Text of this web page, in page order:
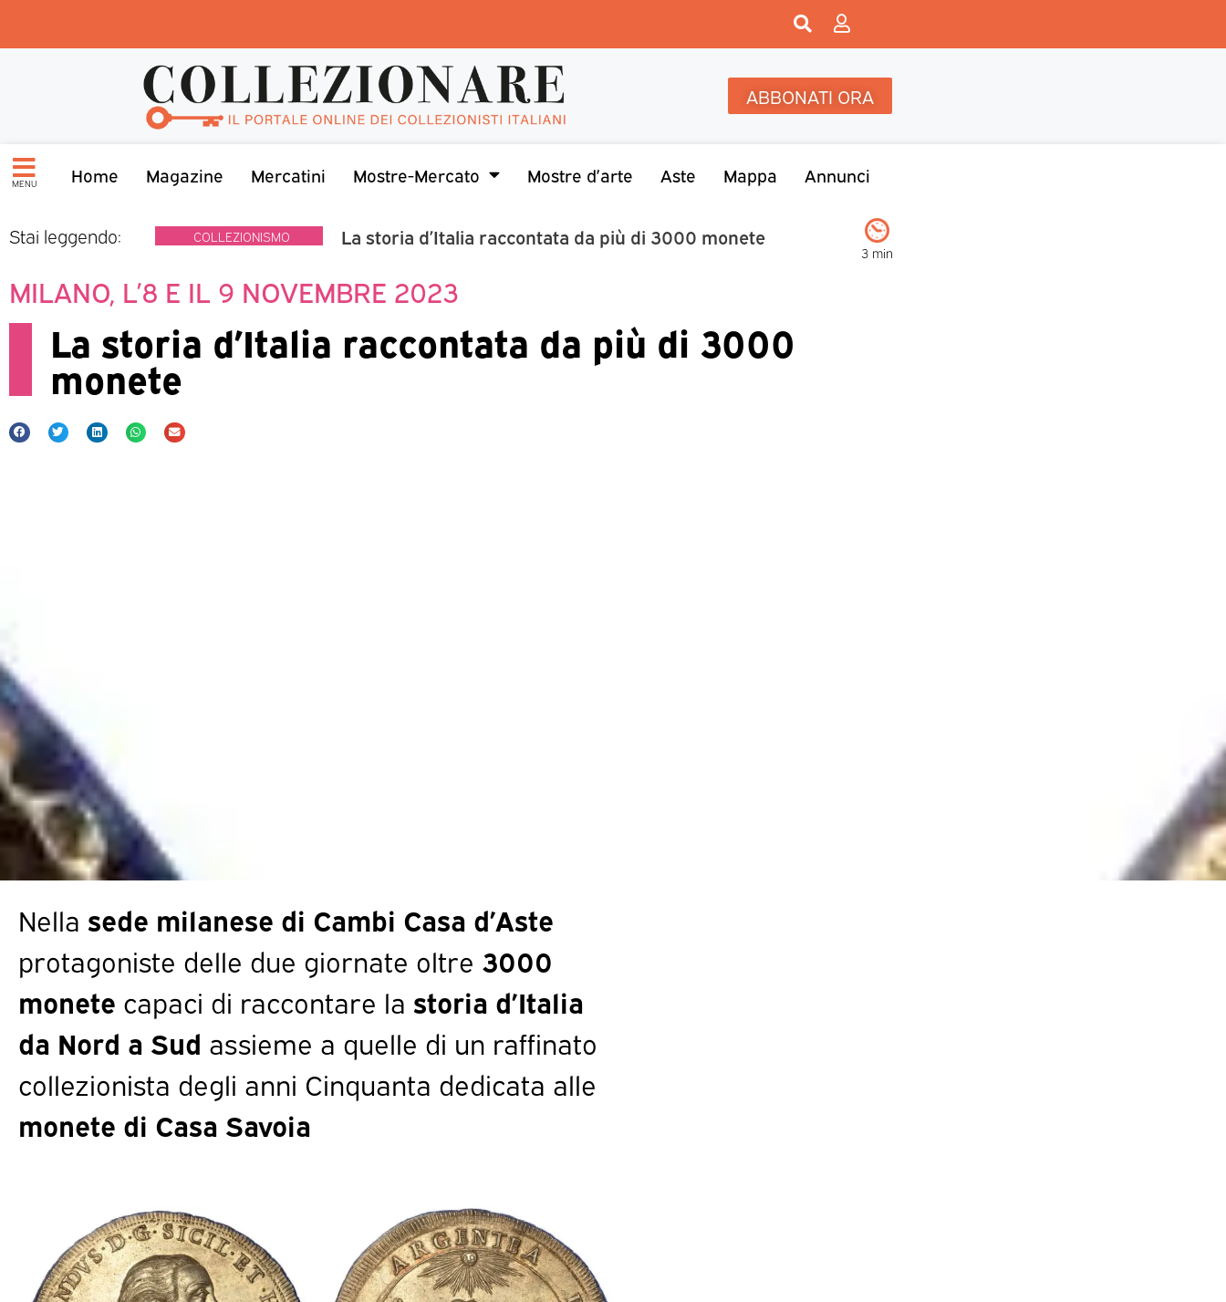
ABBONATI ORA
MENU Home Magazine Mercatini Mostre-Mercato Mostre d’arte Aste Mappa Annunci
Stai leggendo: COLLEZIONISMO La storia d’Italia raccontata da più di 3000 monete
3 min
MILANO, L’8 E IL 9 NOVEMBRE 2023
La storia d’Italia raccontata da più di 3000
monete
Nella sede milanese di Cambi Casa d’Aste
protagoniste delle due giornate oltre 3000
monete capaci di raccontare la storia d’Italia
da Nord a Sud assieme a quelle di un raffinato
collezionista degli anni Cinquanta dedicata alle
monete di Casa Savoia